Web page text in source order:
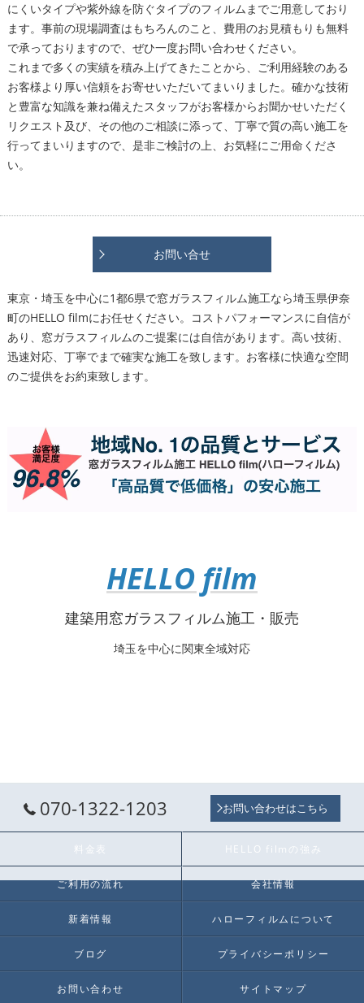
にくいタイプや紫外線を防ぐタイプのフィルムまでご用意しており
ます。事前の現場調査はもちろんのこと、費用のお見積もりも無料
で承っておりますので、ぜひ一度お問い合わせください。
これまで多くの実績を積み上げてきたことから、ご利用経験のある
お客様より厚い信頼をお寄せいただいてまいりました。確かな技術
と豊富な知識を兼ね備えたスタッフがお客様からお聞かせいただく
リクエスト及び、その他のご相談に添って、丁寧で質の高い施工を
行ってまいりますので、是非ご検討の上、お気軽にご用命くださ
い。
お問い合せ
東京・埼玉を中心に1都6県で窓ガラスフィルム施工なら埼玉県伊奈
町のHELLO filmにお任せください。コストパフォーマンスに自信が
あり、窓ガラスフィルムのご提案には自信があります。高い技術、
迅速対応、丁寧でまで確実な施工を致します。お客様に快適な空間
のご提供をお約束致します。
HELLO film
建築用窓ガラスフィルム施工・販売
埼玉を中心に関東全域対応
070-1322-1203 お問い合わせはこちら
料金表 HELLO filmの強み
ご利用の流れ 会社情報
新着情報 ハローフィルムについて
ブログ プライバシーポリシー
お問い合わせ サイトマップ